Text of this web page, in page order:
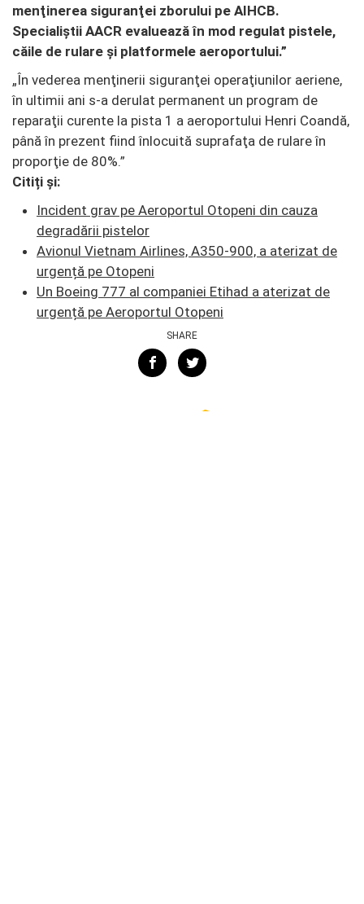
menţinerea siguranţei zborului pe AIHCB.
Specialiştii AACR evaluează în mod regulat pistele,
căile de rulare şi platformele aeroportului.”
„În vederea menţinerii siguranţei operaţiunilor aeriene,
în ultimii ani s-a derulat permanent un program de
reparaţii curente la pista 1 a aeroportului Henri Coandă,
până în prezent fiind înlocuită suprafaţa de rulare în
proporţie de 80%.”
Citiți și:
Incident grav pe Aeroportul Otopeni din cauza
degradării pistelor
Avionul Vietnam Airlines, A350-900, a aterizat de
urgență pe Otopeni
Un Boeing 777 al companiei Etihad a aterizat de
urgență pe Aeroportul Otopeni
SHARE